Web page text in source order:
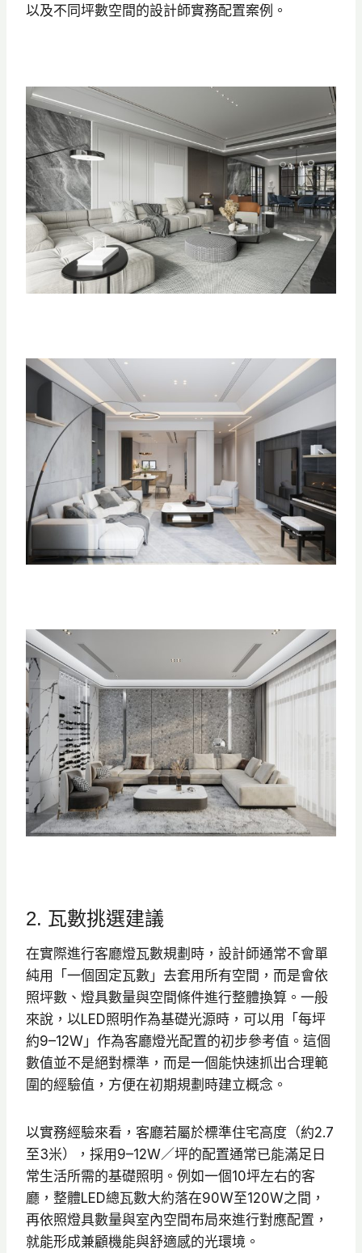
以及不同坪數空間的設計師實務配置案例。
2. 瓦數挑選建議
在實際進行客廳燈瓦數規劃時，設計師通常不會單
純用「一個固定瓦數」去套用所有空間，而是會依
照坪數、燈具數量與空間條件進行整體換算。一般
來說，以LED照明作為基礎光源時，可以用「每坪
約9–12W」作為客廳燈光配置的初步參考值。這個
數值並不是絕對標準，而是一個能快速抓出合理範
圍的經驗值，方便在初期規劃時建立概念。
以實務經驗來看，客廳若屬於標準住宅高度（約2.7
至3米），採用9–12W／坪的配置通常已能滿足日
常生活所需的基礎照明。例如一個10坪左右的客
廳，整體LED總瓦數大約落在90W至120W之間，
再依照燈具數量與室內空間布局來進行對應配置，
就能形成兼顧機能與舒適感的光環境。